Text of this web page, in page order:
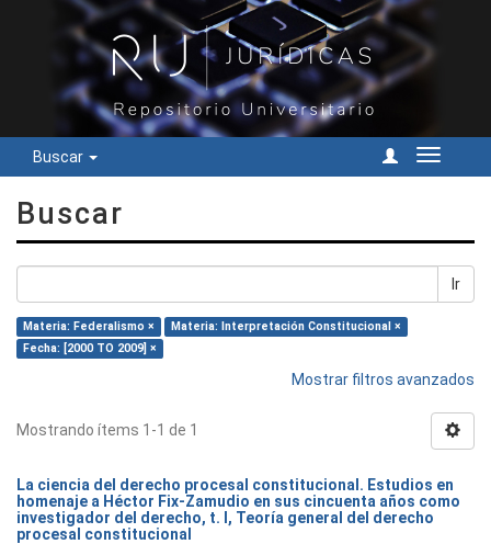
Buscar
Cambiar
Buscar
Ir
Materia: Federalismo ×
Materia: Interpretación Constitucional ×
Fecha: [2000 TO 2009] ×
Mostrar filtros avanzados
Mostrando ítems 1-1 de 1
La ciencia del derecho procesal constitucional. Estudios en
homenaje a Héctor Fix-Zamudio en sus cincuenta años como
investigador del derecho, t. I, Teoría general del derecho
procesal constitucional